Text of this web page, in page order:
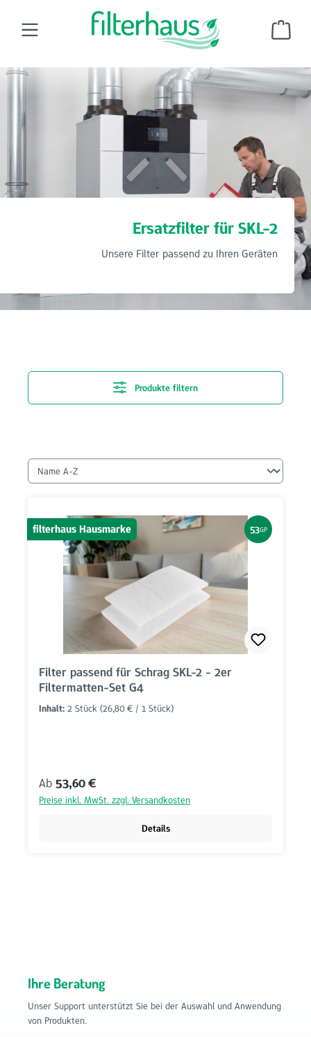
Zum Hauptinhalt springen
Wohnraumluftfilter Ersatzfilter für Schrag
Ersatzfilter für SKL-2
Unsere Filter passend zu Ihren Geräten
Produkte filtern
filterhaus Hausmarke 53GP
Filter passend für Schrag SKL-2 - 2er
Filtermatten-Set G4
Inhalt: 2 Stück (26,80 € / 1 Stück)
Regulärer Preis:
Ab 53,60 €
Preise inkl. MwSt. zzgl. Versandkosten
Details
Ihre Beratung
Unser Support unterstützt Sie bei der Auswahl und Anwendung
von Produkten.